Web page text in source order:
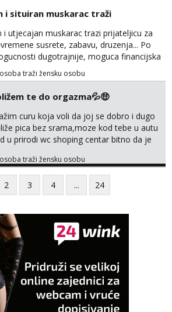
i situiran muskarac traži
i utjecajan muskarac trazi prijateljicu za
susrete, zabavu, druzenja... Po
dugotrajnije, moguca financijska
traži žensku osobu
te do orgazma💦🤑
curu koja voli da joj se dobro i dugo
pica bez srama,moze kod tebe u autu
u prirodi wc shoping centar bitno da je
nisam solo. Zgodan sam i diskretan,sliku
na wapp telegram..178 78kg.,javi se
brz dogovor Kontakt 0958759047
traži žensku osobu
2 3 4 ... 24